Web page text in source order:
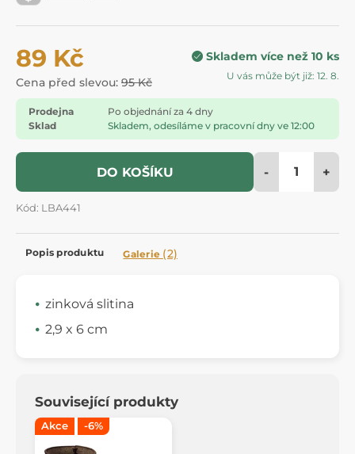
89 Kč
Cena před slevou: 95 Kč
Skladem více než 10 ks
U vás může být již: 12. 8.
Prodejna
Po objednání za 4 dny
Sklad
Skladem, odesíláme v pracovní dny ve 12:00
DO KOŠÍKU - +
Kód: LBA441
Popis produktu Galerie (2)
zinková slitina
2,9 x 6 cm
Související produkty
Akce -6%